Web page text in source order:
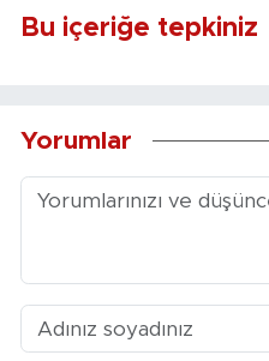
Bu içeriğe tepkiniz
Yorumlar